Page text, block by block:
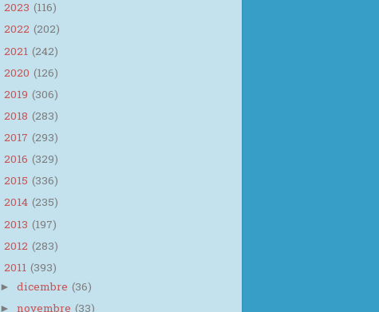
2023 (116)
2022 (202)
2021 (242)
2020 (126)
2019 (306)
2018 (283)
2017 (293)
2016 (329)
2015 (336)
2014 (235)
2013 (197)
2012 (283)
2011 (393)
►dicembre(36)
►